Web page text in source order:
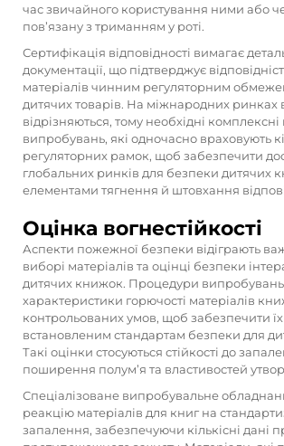
час звичайного користування ними або
пов’язану з триманням у роті.
Сертифікація відповідності вимагає
документації, що підтверджує
матеріалів чинним регуляторним
дитячих товарів. На міжнародних ринках
відрізняються, тому необхідні
випробувань, які одночасно враховують
регуляторних рамок, щоб забезпечити
глобальних ринків для безпеки дитячих
елементами тягнення й штовхання
Оцінка вогнестійкості
Аспекти пожежної безпеки відіграють
виборі матеріалів та оцінці безпеки
дитячих книжок. Процедури
характеристики горючості матеріалів
контрольованих умов, щоб забезпечити їх
встановленим стандартам безпеки для
Такі оцінки стосуються стійкості до
поширення полум’я та властивостей
Спеціалізоване випробувальне
реакцію матеріалів для книг на
запалення, забезпечуючи кількісні дані